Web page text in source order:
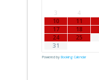
3
4
10
11
17
18
24
25
31
Powered by Booking Calendar